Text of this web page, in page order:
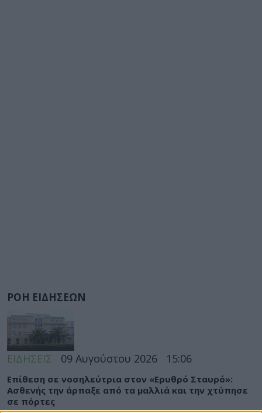
ΡΟΗ ΕΙΔΗΣΕΩΝ
ΕΙΔΗΣΕΙΣ 09 Αυγούστου 2026 15:06
Eπίθεση σε νοσηλεύτρια στον «Ερυθρό Σταυρό»:
Ασθενής την άρπαξε από τα μαλλιά και την χτύπησε
σε πόρτες